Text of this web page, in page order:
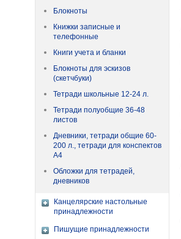
Блокноты
Книжки записные и
телефонные
Книги учета и бланки
Блокноты для эскизов
(скетчбуки)
Тетради школьные 12-24 л.
Тетради полуобщие 36-48
листов
Дневники, тетради общие 60-
200 л., тетради для конспектов
А4
Обложки для тетрадей,
дневников
Канцелярские настольные
принадлежности
Пишущие принадлежности